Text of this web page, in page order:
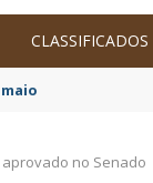
CLASSIFICADOS
no Senado